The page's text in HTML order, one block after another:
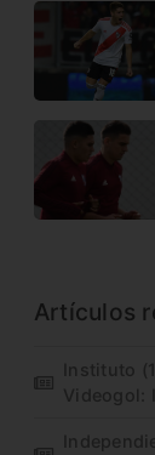
Artículos
Instituto
Videogol: